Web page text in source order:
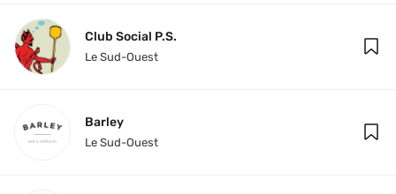
Club Social P.S.
Le Sud-Ouest
Barley
Le Sud-Ouest